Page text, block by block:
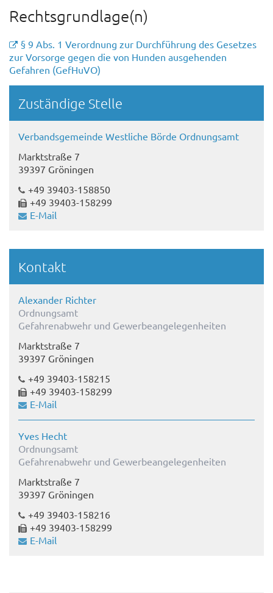
Rechtsgrundlage(n)
§ 9 Abs. 1 Verordnung zur Durchführung des Gesetzes
zur Vorsorge gegen die von Hunden ausgehenden
Gefahren (GefHuVO)
Randspalte
Zuständige Stelle
Verbandsgemeinde Westliche Börde Ordnungsamt
Marktstraße 7
39397 Gröningen
+49 39403-158850
+49 39403-158299
E-Mail
Kontakt
Alexander Richter
Ordnungsamt
Gefahrenabwehr und Gewerbeangelegenheiten
Marktstraße 7
39397 Gröningen
+49 39403-158215
+49 39403-158299
E-Mail
Yves Hecht
Ordnungsamt
Gefahrenabwehr und Gewerbeangelegenheiten
Marktstraße 7
39397 Gröningen
+49 39403-158216
+49 39403-158299
E-Mail